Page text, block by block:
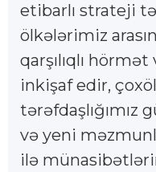
etibarlı strateji
ölkələrimiz
qarşılıqlı
inkişaf edir,
tərəfdaşlığımız
və yeni
ilə